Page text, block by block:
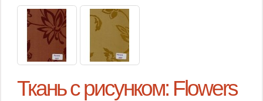
Ткань с рисунком: Flowers